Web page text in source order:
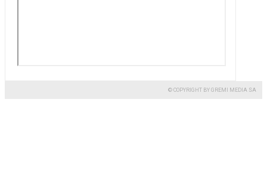
© COPYRIGHT BY GREMI MEDIA SA